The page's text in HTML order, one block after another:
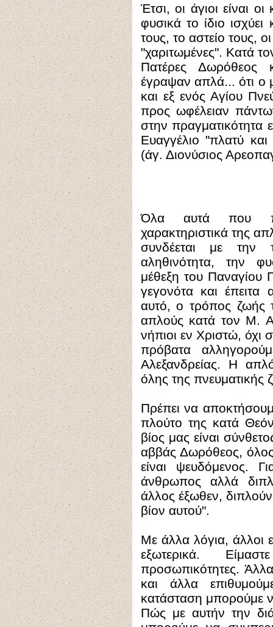
Έτσι, οι άγιοι είναι
φυσικά το ίδιο
τους, το αστείο τους,
"χαριτωμένες". Κατά
Πατέρες Δωρόθεος
έγραψαν απλά... ότι ο
και εξ ενός Αγίου
προς ωφέλειαν
στην πραγματικότητα
Ευαγγέλιο "πλατύ
(άγ. Διονύσιος
Όλα αυτά που
χαρακτηριστικά της
συνδέεται με την
αληθινότητα, την
μέθεξη του Παναγίου
γεγονότα και έπειτα
αυτό, ο τρόπος ζωής
απλούς κατά τον Μ.
νήπιοι εν Χριστώ,
πρόβατα
Αλεξανδρείας. Η
όλης της πνευματικής
Πρέπει να
πλούτο της κατά
βίος μας είναι
αββάς Δωρόθεος,
είναι ψευδόμενος.
άνθρωπος αλλά
άλλος έξωθεν,
βίον αυτού".
Με άλλα λόγια, άλλοι
εξωτερικά.
προσωπικότητες.
και άλλα
κατάσταση μπορούμε
Πώς με αυτήν την